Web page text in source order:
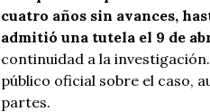
cuatro años sin avances,
admitió una tutela el 9 de
continuidad a la
público oficial sobre el caso,
partes.